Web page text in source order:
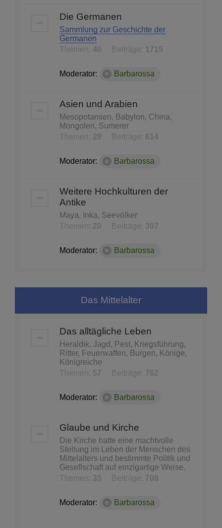
Die Germanen
Sammlung zur Geschichte der
Germanen
Themen: 40 Beiträge: 1715
Moderator: Barbarossa
Asien und Arabien
Mesopotamien, Babylon, China,
Mongolen, Sumerer
Themen: 29 Beiträge: 614
Moderator: Barbarossa
Weitere Hochkulturen der
Antike
Maya, Inka, Seevölker
Themen: 20 Beiträge: 307
Moderator: Barbarossa
Das Mittelalter
Das alltägliche Leben
Heraldik, Jagd, Pest, Kriegsführung,
Ritter, Feuerwaffen, Burgen, Könige,
Königreiche
Themen: 57 Beiträge: 762
Moderator: Barbarossa
Glaube und Kirche
Die Kirche hatte eine machtvolle
Stellung im Leben der Menschen des
Mittelalters und bestimmte Politik und
Gesellschaft auf einzigartige Weise.
Themen: 35 Beiträge: 708
Moderator: Barbarossa